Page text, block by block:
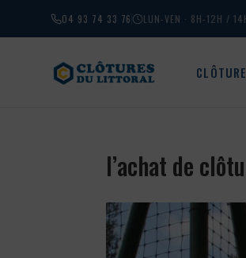
04 93 74 33 76 LUN-VEN · 8H-12H /
l’achat de